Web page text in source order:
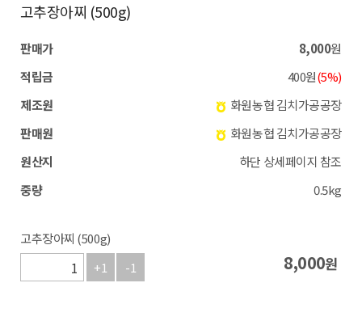
고추장아찌 (500g)
판매가 8,000원
적립금
400원(5%)
제조원
화원농협 김치가공공장
판매원
화원농협 김치가공공장
원산지
하단 상세페이지 참조
중량
0.5kg
고추장아찌 (500g)
+1
-1 8,000원